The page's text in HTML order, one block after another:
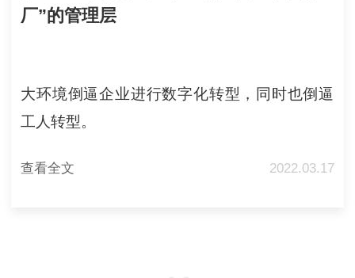
厂”的管理层
大环境倒逼企业进行数字化转型，同时也倒逼
工人转型。
查看全文 2022.03.17